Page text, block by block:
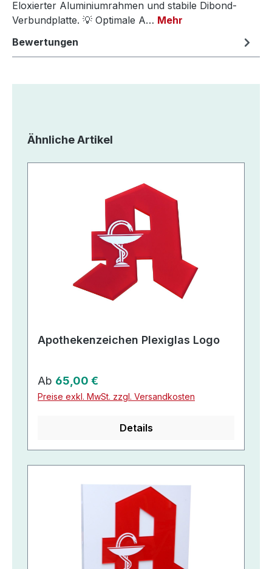
Eloxierter Aluminiumrahmen und stabile Dibond-
Verbundplatte. 💡 Optimale A… Mehr
Bewertungen
Produktgalerie überspringen
Ähnliche Artikel
Apothekenzeichen Plexiglas Logo
Regulärer Preis:
Ab 65,00 €
Preise exkl. MwSt. zzgl. Versandkosten
Details